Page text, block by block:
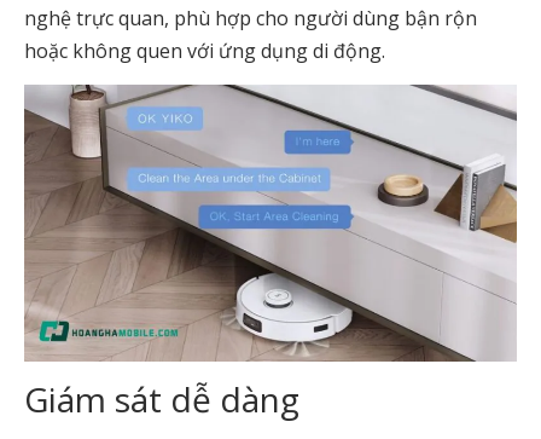
nghệ trực quan, phù hợp cho người dùng bận rộn
hoặc không quen với ứng dụng di động.
Giám sát dễ dàng